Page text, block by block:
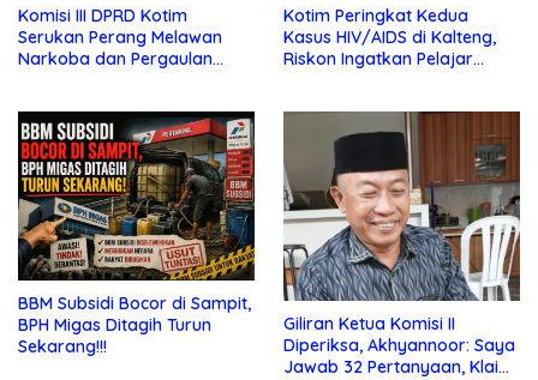
Komisi III DPRD Kotim
Serukan Perang Melawan
Narkoba dan Pergaulan
Kotim Peringkat Kedua
Kasus HIV/AIDS di Kalteng,
Riskon Ingatkan Pelajar
BBM Subsidi Bocor di Sampit,
BPH Migas Ditagih Turun
Sekarang!!!
Giliran Ketua Komisi II
Diperiksa, Akhyannoor: Saya
Jawab 32 Pertanyaan, Klaim